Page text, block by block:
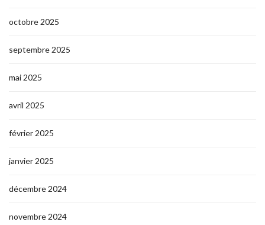
octobre 2025
septembre 2025
mai 2025
avril 2025
février 2025
janvier 2025
décembre 2024
novembre 2024